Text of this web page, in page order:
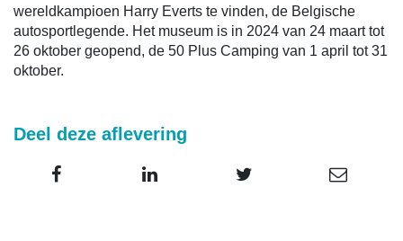
wereldkampioen Harry Everts te vinden, de Belgische
autosportlegende. Het museum is in 2024 van 24 maart tot
26 oktober geopend, de 50 Plus Camping van 1 april tot 31
oktober.
Deel deze aflevering